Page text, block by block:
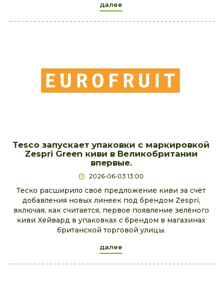
далее
Tesco запускает упаковки с маркировкой
Zespri Green киви в Великобритании
впервые.
2026-06-03 13:00
Теско расширило своё предложение киви за счёт
добавления новых линеек под брендом Zespri,
включая, как считается, первое появление зелёного
киви Хейвард в упаковках с брендом в магазинах
британской торговой улицы.
далее